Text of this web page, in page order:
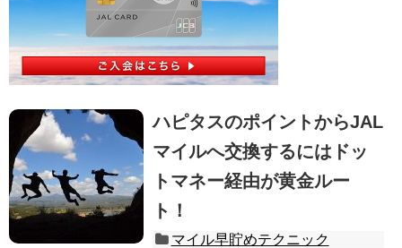
ハピタスのポイントからJAL
マイルへ交換するにはドッ
トマネー経由が黄金ルー
ト！
マイル早貯めテクニック